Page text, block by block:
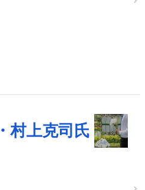
村上克司氏